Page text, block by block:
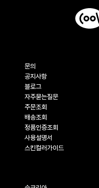
문의
공지사항
블로그
자주묻는질문
주문조회
배송조회
정품인증조회
사용설명서
스킨컬러가이드